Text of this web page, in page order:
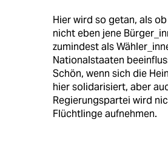
Hier wird so getan, als
nicht eben jene
zumindest als
Nationalstaaten
Schön, wenn sich die
hier solidarisiert, aber
Regierungspartei wird
Flüchtlinge aufnehmen.